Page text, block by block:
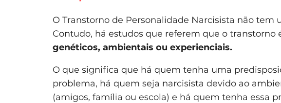
O Transtorno de Personalidade Narcisista não tem
Contudo, há estudos que referem que o transtorno
genéticos, ambientais ou experienciais.
O que significa que há quem tenha uma
problema, há quem seja narcisista devido ao
(amigos, família ou escola) e há quem tenha essa